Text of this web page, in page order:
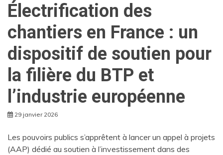
Électrification des
chantiers en France : un
dispositif de soutien pour
la filière du BTP et
l’industrie européenne
29 janvier 2026
Les pouvoirs publics s’apprêtent à lancer un appel à projets
(AAP) dédié au soutien à l’investissement dans des